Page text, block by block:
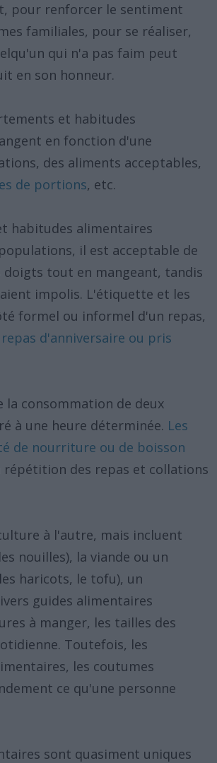
pour renforcer le sentiment
familiales, pour se réaliser,
qui n'a pas faim peut
en son honneur.
et habitudes
en fonction d'une
des aliments acceptables,
de portions, etc.
habitudes alimentaires
il est acceptable de
doigts tout en mangeant, tandis
impolis. L'étiquette et les
formel ou informel d'un repas,
d'anniversaire ou pris
consommation de deux
à une heure déterminée. Les
de nourriture ou de boisson
répétition des repas et collations
à l'autre, mais incluent
nouilles), la viande ou un
haricots, le tofu), un
guides alimentaires
à manger, les tailles des
Toutefois, les
les coutumes
ce qu'une personne
sont quasiment uniques